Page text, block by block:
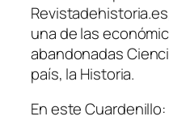
una de las
abandonadas
país, la Historia.
En este Cuardenillo: